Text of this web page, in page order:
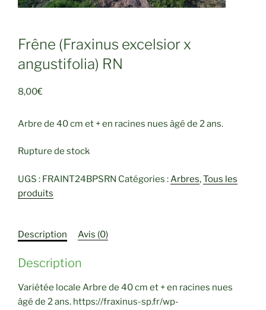
Frêne (Fraxinus excelsior x
angustifolia) RN
8,00€
Arbre de 40 cm et + en racines nues âgé de 2 ans.
Rupture de stock
UGS : FRAINT24BPSRN Catégories :Arbres,Tous les
produits
Description Avis (0)
Description
Variétée locale Arbre de 40 cm et + en racines nues
âgé de 2 ans. https://fraxinus-sp.fr/wp-